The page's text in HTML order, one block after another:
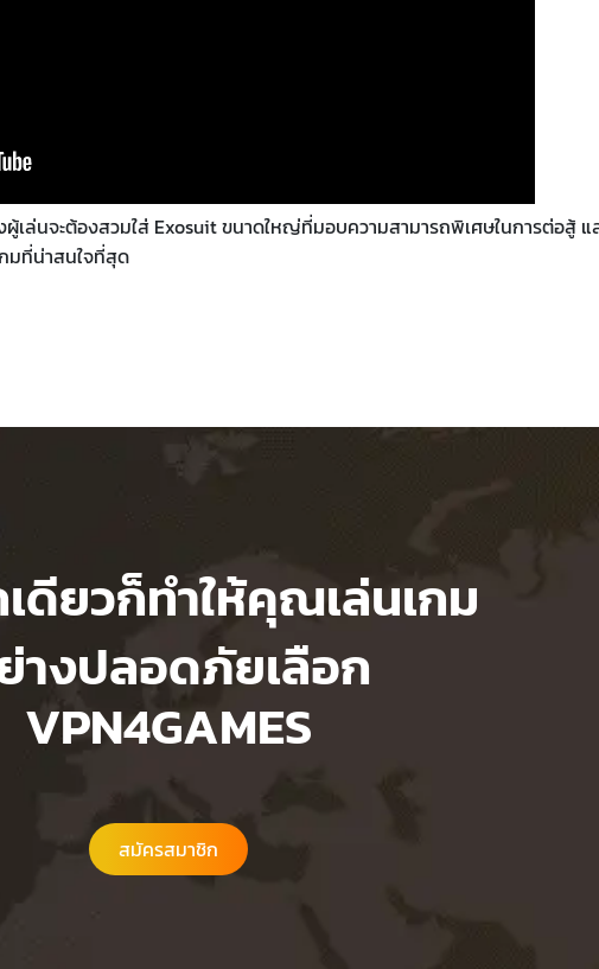
ผู้เล่นจะต้องสวมใส่ Exosuit ขนาดใหญ่ที่มอบความสามารถพิเศษในการต่อสู้ แ
มที่น่าสนใจที่สุด
ดียวก็ทำให้คุณเล่นเกม
างปลอดภัยเลือก
VPN4GAMES
สมัครสมาชิก